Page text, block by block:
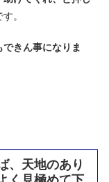
。
きん事になりま
、天地のあり